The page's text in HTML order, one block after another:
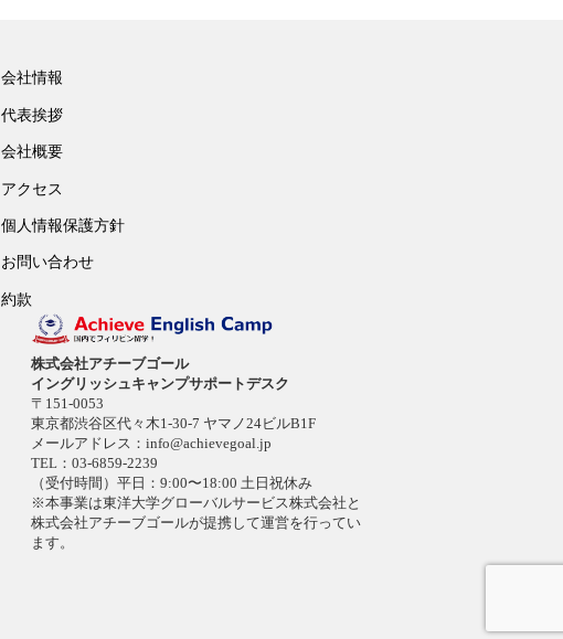
会社情報
代表挨拶
会社概要
アクセス
個人情報保護方針
お問い合わせ
約款
株式会社アチーブゴール
イングリッシュキャンプサポートデスク
〒151-0053
東京都渋谷区代々木1-30-7 ヤマノ24ビルB1F
メールアドレス： info@achievegoal.jp
TEL：03-6859-2239
（受付時間）平日：9:00〜18:00 土日祝休み
※本事業は東洋大学グローバルサービス株式会社と
株式会社アチーブゴールが提携して運営を行ってい
ます。